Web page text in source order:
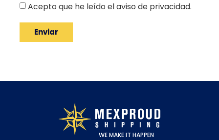
Acepto que he leído el aviso de privacidad.
Enviar
WE MAKE IT HAPPEN